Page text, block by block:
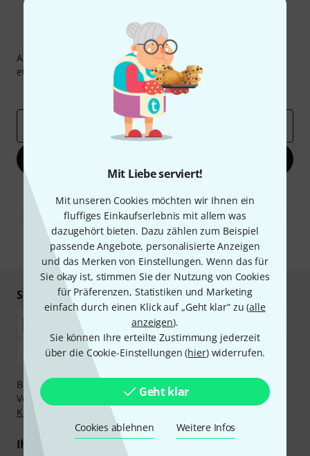
Mit Liebe serviert!
Mit unseren Cookies möchten wir Ihnen ein
fluffiges Einkaufserlebnis mit allem was
dazugehört bieten. Dazu zählen zum Beispiel
passende Angebote, personalisierte Anzeigen
und das Merken von Einstellungen. Wenn das für
Sie okay ist, stimmen Sie der Nutzung von Cookies
für Präferenzen, Statistiken und Marketing
einfach durch einen Klick auf „Geht klar“ zu (alle
anzeigen).
Sie können Ihre erteilte Zustimmung jederzeit
über die Cookie-Einstellungen (hier) widerrufen.
Geht klar
Cookies ablehnen Weitere Infos
Thomann Newsletter
Abonniere den Thomann Newsletter und gewinne mit
etwas Glück einen von
50 Gutscheinenüber jeweils
Inspirierende Beiträge
Deals
Mit Klick auf „Jetzt anmelden“ stimmen Sie dem Erhalt von E-Mail-
Werbung und einer Messung des E-Mail-Nutzungsverhaltens zu. Die
Abmeldung ist jederzeit möglich. Weitere Informationen finden Sie in
unseren
Datenschutzhinweisen
* Pflichtfeld
Sicher einkaufen & bezahlen
Bezahlen Sie vertraulich und sicher per Nachnahme,
Vorkasse, PayPal, Amazon Pay,Klarna Sofort bezahlen,
Klarna Ratenzahlung
Ihre Vorteile